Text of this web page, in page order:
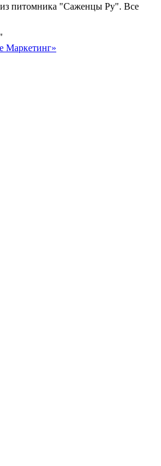
питомника "Саженцы Ру". Все
Маркетинг»